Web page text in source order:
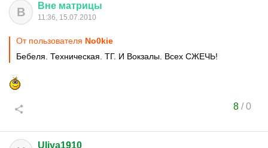
В Вне матрицы
11:36, 15.07.2010
От пользователя No0kie
Бебеля. Техническая. ТГ. И Вокзалы. Всех СЖЕЧЬ!
8/0
Uliya1910